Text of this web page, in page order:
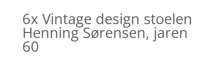
6x Vintage design stoelen
Henning Sørensen, jaren
60